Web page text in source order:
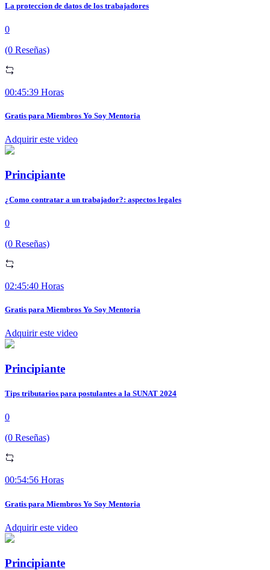
La proteccion de datos de los trabajadores
0
(0 Reseñas)
00:45:39 Horas
Gratis para Miembros Yo Soy Mentoria
Adquirir este video
Principiante
¿Como contratar a un trabajador?: aspectos legales
0
(0 Reseñas)
02:45:40 Horas
Gratis para Miembros Yo Soy Mentoria
Adquirir este video
Principiante
Tips tributarios para postulantes a la SUNAT 2024
0
(0 Reseñas)
00:54:56 Horas
Gratis para Miembros Yo Soy Mentoria
Adquirir este video
Principiante